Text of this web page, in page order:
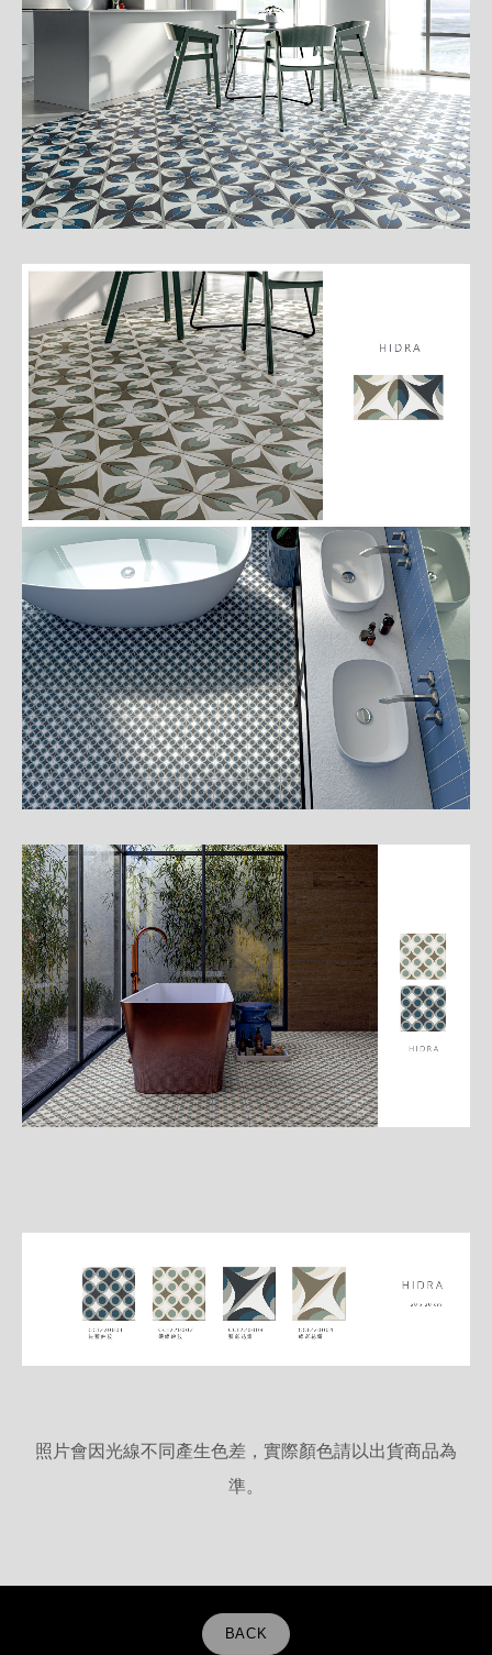
細
介
紹
照片會因光線不同產生色差，實際顏色請以出貨商品為
準。
BACK